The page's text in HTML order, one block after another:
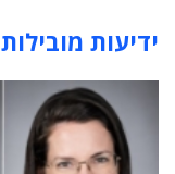
תוכן פרסומי
ידיעות מובילות